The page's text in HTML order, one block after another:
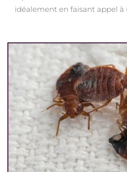
idéalement en faisant appel à